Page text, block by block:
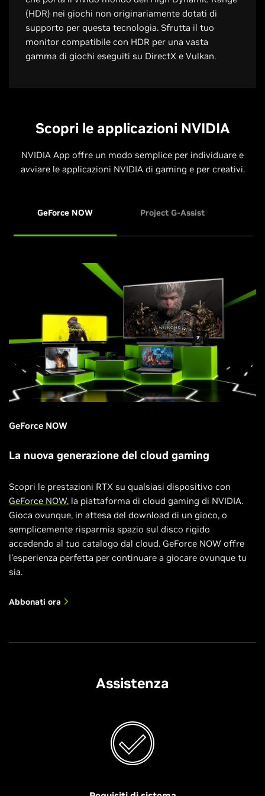
(HDR) nei giochi non originariamente dotati di
supporto per questa tecnologia. Sfrutta il tuo
monitor compatibile con HDR per una vasta
gamma di giochi eseguiti su DirectX e Vulkan.
Scopri le applicazioni NVIDIA
NVIDIA App offre un modo semplice per individuare e
avviare le applicazioni NVIDIA di gaming e per creativi.
GeForce NOW Project G-Assist
GeForce NOW
La nuova generazione del cloud gaming
Scopri le prestazioni RTX su qualsiasi dispositivo con
GeForce NOW, la piattaforma di cloud gaming di NVIDIA.
Gioca ovunque, in attesa del download di un gioco, o
semplicemente risparmia spazio sul disco rigido
accedendo al tuo catalogo dal cloud. GeForce NOW offre
l'esperienza perfetta per continuare a giocare ovunque tu
sia.
Abbonati ora
Assistenza